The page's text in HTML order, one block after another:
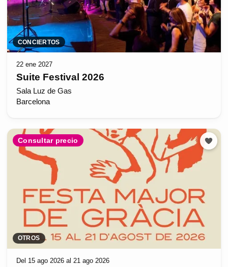
CONCIERTOS
22 ene 2027
Suite Festival 2026
Sala Luz de Gas
Barcelona
Consultar precio
OTROS
Del 15 ago 2026 al 21 ago 2026